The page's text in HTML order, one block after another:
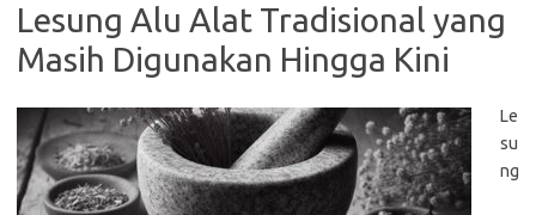
Lesung Alu Alat Tradisional yang
Masih Digunakan Hingga Kini
Le
su
ng